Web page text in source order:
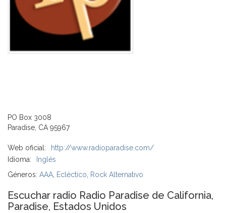
PO Box 3008
Paradise, CA 95967
Web oficial:
http://www.radioparadise.com/
Idioma:
Inglés
Géneros: AAA Ecléctico Rock Alternativo
Escuchar radio Radio Paradise de California,
Paradise, Estados Unidos